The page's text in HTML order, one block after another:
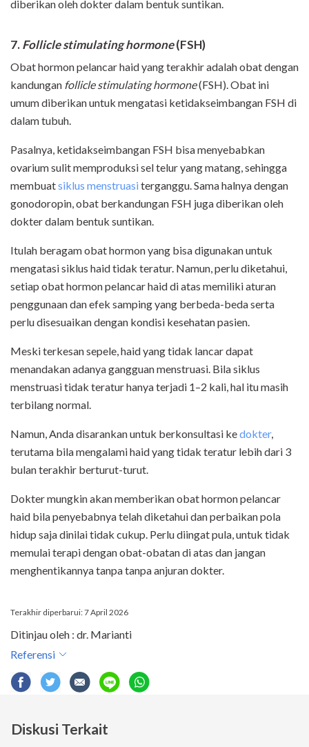
diberikan oleh dokter dalam bentuk suntikan.
7.Follicle stimulating hormone(FSH)
Obat hormon pelancar haid yang terakhir adalah obat dengan
kandungan follicle stimulating hormone(FSH). Obat ini
umum diberikan untuk mengatasi ketidakseimbangan FSH di
dalam tubuh.
Pasalnya, ketidakseimbangan FSH bisa menyebabkan
ovarium sulit memproduksi sel telur yang matang, sehingga
membuatsiklus menstruasiterganggu. Sama halnya dengan
gonodoropin, obat berkandungan FSH juga diberikan oleh
dokter dalam bentuk suntikan.
Itulah beragam obat hormon yang bisa digunakan untuk
mengatasi siklus haid tidak teratur. Namun, perlu diketahui,
setiap obat hormon pelancar haid di atas memiliki aturan
penggunaan dan efek samping yang berbeda-beda serta
perlu disesuaikan dengan kondisi kesehatan pasien.
Meski terkesan sepele, haid yang tidak lancar dapat
menandakan adanya gangguan menstruasi. Bila siklus
menstruasi tidak teratur hanya terjadi 1–2 kali, hal itu masih
terbilang normal.
Namun, Anda disarankan untuk berkonsultasi kedokter,
terutama bila mengalami haid yang tidak teratur lebih dari 3
bulan terakhir berturut-turut.
Dokter mungkin akan memberikan obat hormon pelancar
haid bila penyebabnya telah diketahui dan perbaikan pola
hidup saja dinilai tidak cukup. Perlu diingat pula, untuk tidak
memulai terapi dengan obat-obatan di atas dan jangan
menghentikannya tanpa tanpa anjuran dokter.
Terakhir diperbarui: 7 April 2026